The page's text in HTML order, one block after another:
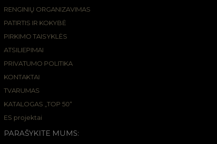
RENGINIŲ ORGANIZAVIMAS
PATIRTIS IR KOKYBĖ
PIRKIMO TAISYKLĖS
ATSILIEPIMAI
PRIVATUMO POLITIKA
KONTAKTAI
TVARUMAS
KATALOGAS „TOP 50“
ES projektai
PARAŠYKITE MUMS: